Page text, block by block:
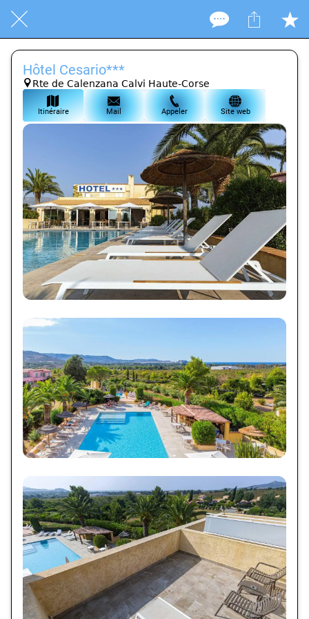
Hôtel Cesario***
Rte de Calenzana Calvi Haute-Corse
Itinéraire Mail Appeler Site web